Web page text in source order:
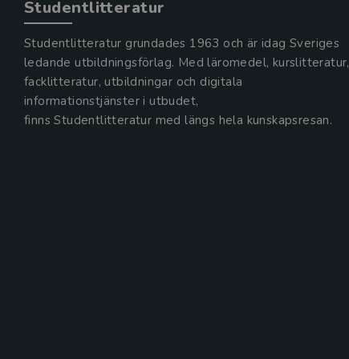
Studentlitteratur
Studentlitteratur grundades 1963 och är idag Sveriges
ledande utbildningsförlag. Med läromedel, kurslitteratur,
facklitteratur, utbildningar och digitala
informationstjänster i utbudet,
finns Studentlitteratur med längs hela kunskapsresan.